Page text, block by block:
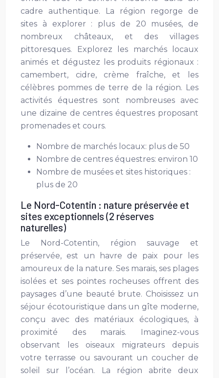
cadre authentique. La région regorge de
sites à explorer : plus de 20 musées, de
nombreux châteaux, et des villages
pittoresques. Explorez les marchés locaux
animés et dégustez les produits régionaux :
camembert, cidre, crème fraîche, et les
célèbres pommes de terre de la région. Les
activités équestres sont nombreuses avec
une dizaine de centres équestres proposant
promenades et cours.
Nombre de marchés locaux: plus de 50
Nombre de centres équestres: environ 10
Nombre de musées et sites historiques :
plus de 20
Le Nord-Cotentin : nature préservée et
sites exceptionnels (2 réserves
naturelles)
Le Nord-Cotentin, région sauvage et
préservée, est un havre de paix pour les
amoureux de la nature. Ses marais, ses plages
isolées et ses pointes rocheuses offrent des
paysages d’une beauté brute. Choisissez un
séjour écotouristique dans un gîte moderne,
conçu avec des matériaux écologiques, à
proximité des marais. Imaginez-vous
observant les oiseaux migrateurs depuis
votre terrasse ou savourant un coucher de
soleil sur l’océan. La région abrite deux